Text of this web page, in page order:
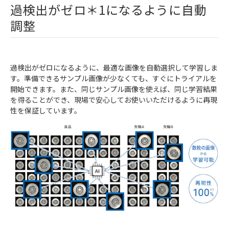
過検出がゼロ＊1になるように自動
調整
過検出がゼロになるように、最適な画像を自動選択して学習しま
す。準備できるサンプル画像が少なくても、すぐにトライアルを
開始できます。また、同じサンプル画像を使えば、同じ学習結果
を得ることができ、現場で安心してお使いいただけるように再現
性を保証しています。